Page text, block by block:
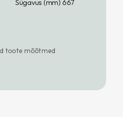
Sügavus (mm) 667
toote mõõtmed